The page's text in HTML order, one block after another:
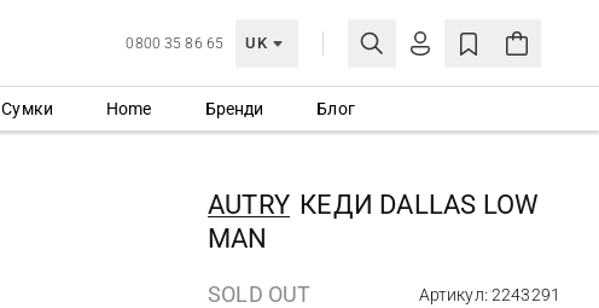
0800 35 86 65 UK
МОЯ ОБЛІКІВКА
Сумки Home Бренди Блог
AUTRY КЕДИ DALLAS LOW
MAN
SOLD OUT Артикул: 2243291